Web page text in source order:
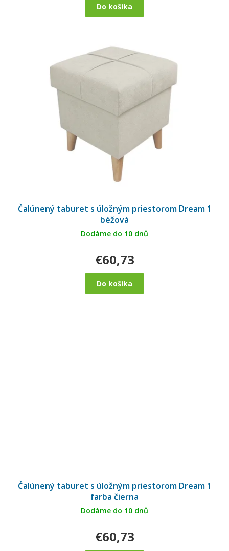
Do košíka
Čalúnený taburet s úložným priestorom Dream 1
béžová
Dodáme do 10 dnů
€60,73
Do košíka
Čalúnený taburet s úložným priestorom Dream 1
farba čierna
Dodáme do 10 dnů
€60,73